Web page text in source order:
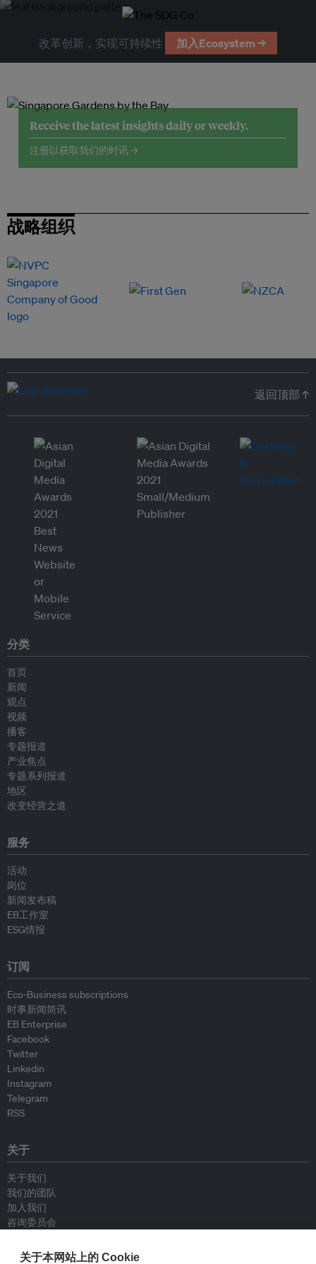
改革创新，实现可持续性 加入Ecosystem →
Receive the latest insights daily or weekly.
注册以获取我们的时讯 →
战略组织
返回顶部 ↑
分类
首页
新闻
观点
视频
播客
专题报道
产业焦点
专题系列报道
地区
改变经营之道
服务
活动
岗位
新闻发布稿
EB工作室
ESG情报
订阅
Eco-Business subscriptions
时事新闻简讯
EB Enterprise
Facebook
Twitter
Linkedin
Instagram
Telegram
RSS
关于
关于我们
我们的团队
加入我们
咨询委员会
联系我们
关于本网站上的 Cookie